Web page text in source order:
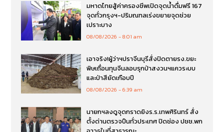
มหาดไทยสู้ค่าครองชีพเปิดจุดน้ำดื่มฟรี 167
จุดทั่วกรุงฯ-ปริมณฑลเร่งขยายจุดช่วย
เปราะบาง
08/08/2026 8:01 am
เอาจริง!ผู้ว่าฯปราจีนบุรีสั่งปิดตายรง.ขยะ
พิษเถื่อนทุนจีนลอบรุกป่าสงวนฯแควระบบ
และป่าสียัดเกือบปี
08/08/2026 6:39 am
นายกฯลงดูจุดกราดยิงร.ร.เทพศิรินทร์ สั่ง
ตั้งด่านตรวจปืนทั่วประเทศ ปิดช่อง ปชช.พก